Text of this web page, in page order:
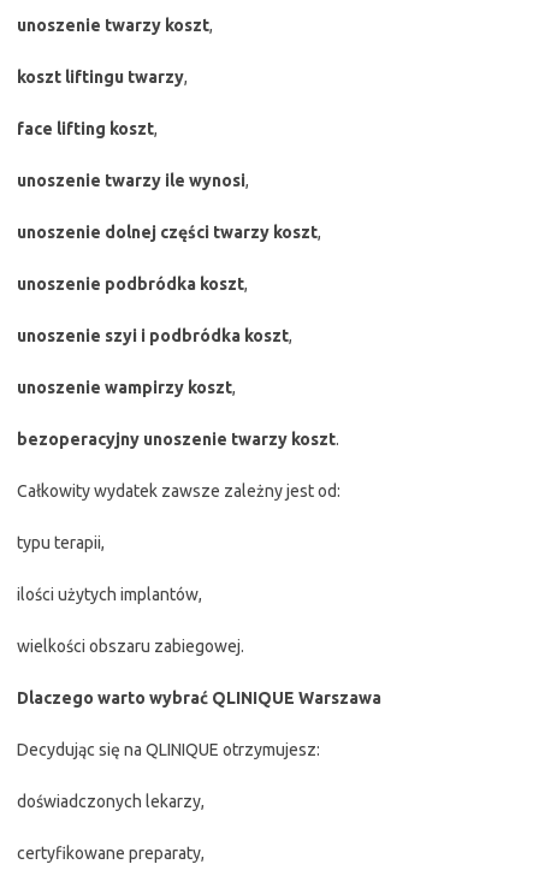
unoszenie twarzy koszt,
koszt liftingu twarzy,
face lifting koszt,
unoszenie twarzy ile wynosi,
unoszenie dolnej części twarzy koszt,
unoszenie podbródka koszt,
unoszenie szyi i podbródka koszt,
unoszenie wampirzy koszt,
bezoperacyjny unoszenie twarzy koszt.
Całkowity wydatek zawsze zależny jest od:
typu terapii,
ilości użytych implantów,
wielkości obszaru zabiegowej.
Dlaczego warto wybrać QLINIQUE Warszawa
Decydując się na QLINIQUE otrzymujesz:
doświadczonych lekarzy,
certyfikowane preparaty,